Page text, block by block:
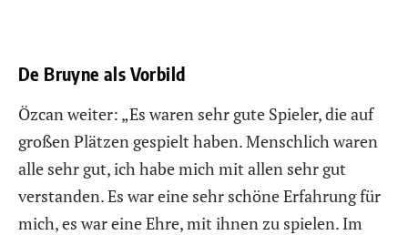
De Bruyne als Vorbild
Özcan weiter: „Es waren sehr gute Spieler, die auf
großen Plätzen gespielt haben. Menschlich waren
alle sehr gut, ich habe mich mit allen sehr gut
verstanden. Es war eine sehr schöne Erfahrung für
mich, es war eine Ehre, mit ihnen zu spielen. Im